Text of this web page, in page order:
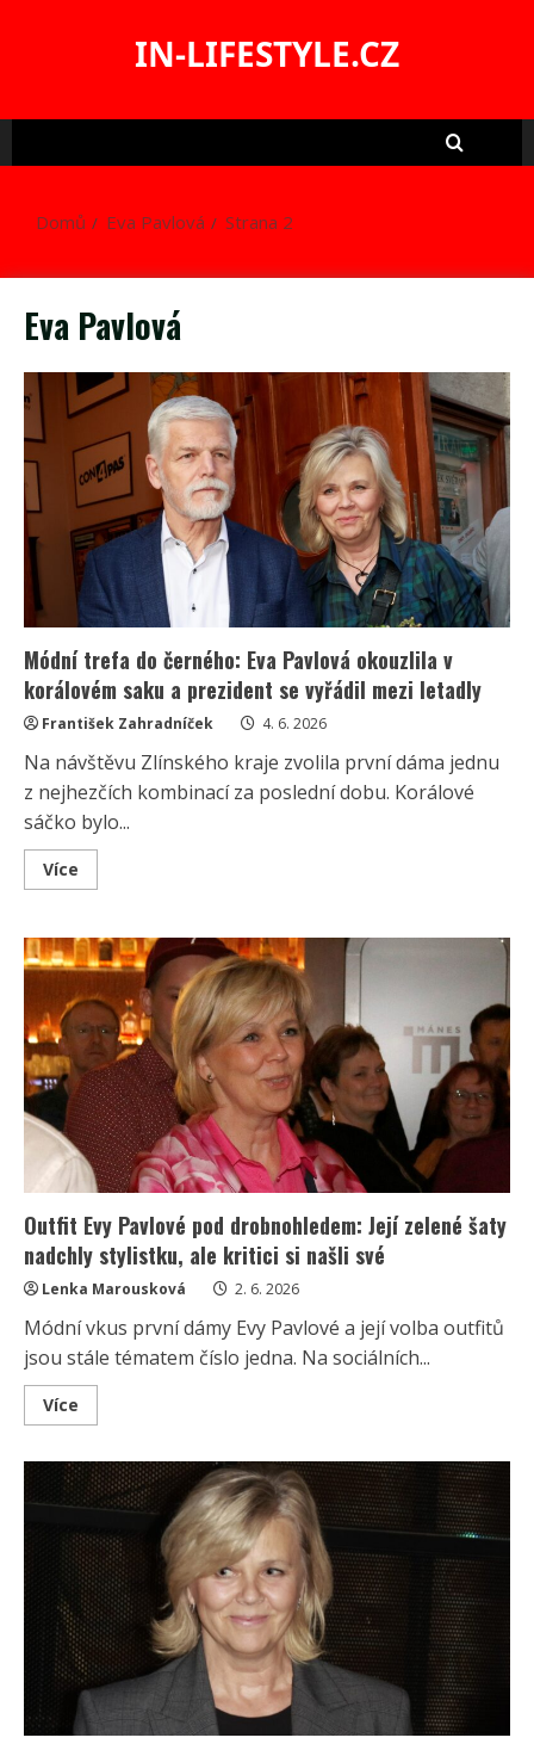
IN-LIFESTYLE.CZ
Domů Eva Pavlová Strana 2
Eva Pavlová
Módní trefa do černého: Eva Pavlová okouzlila v
korálovém saku a prezident se vyřádil mezi letadly
František Zahradníček 4. 6. 2026
Na návštěvu Zlínského kraje zvolila první dáma jednu
z nejhezčích kombinací za poslední dobu. Korálové
sáčko bylo...
Více
more
trefa
do
černého:
Eva
Pavlová
okouzlila
v
korálovém
saku
a
prezident
se
vyřádil
mezi
letadly
Outfit Evy Pavlové pod drobnohledem: Její zelené šaty
nadchly stylistku, ale kritici si našli své
Lenka Marousková 2. 6. 2026
Módní vkus první dámy Evy Pavlové a její volba outfitů
jsou stále tématem číslo jedna. Na sociálních...
Více
more
Evy
Pavlové
pod
drobnohledem:
Její
zelené
šaty
nadchly
stylistku,
ale
kritici
si
našli
své